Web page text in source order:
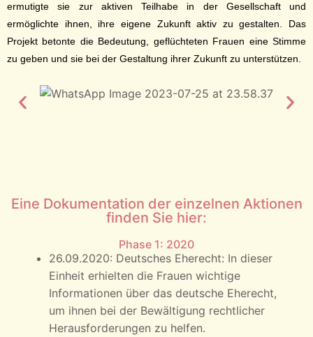
ermutigte sie zur aktiven Teilhabe in der Gesellschaft und
ermöglichte ihnen, ihre eigene Zukunft aktiv zu gestalten. Das
Projekt betonte die Bedeutung, geflüchteten Frauen eine Stimme
zu geben und sie bei der Gestaltung ihrer Zukunft zu unterstützen.
Eine Dokumentation der einzelnen Aktionen
finden Sie hier:
Phase 1: 2020
26.09.2020: Deutsches Eherecht: In dieser
Einheit erhielten die Frauen wichtige
Informationen über das deutsche Eherecht,
um ihnen bei der Bewältigung rechtlicher
Herausforderungen zu helfen.